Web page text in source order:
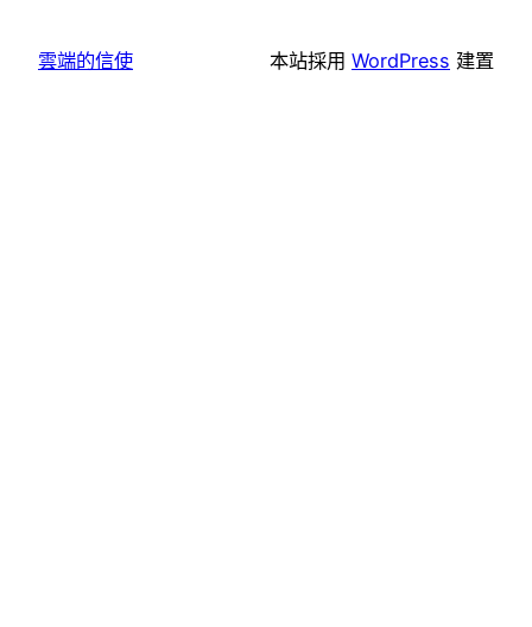
雲端的信使 本站採用 WordPress 建置